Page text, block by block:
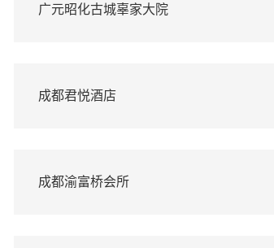
广元昭化古城辜家大院
成都君悦酒店
成都渝富桥会所